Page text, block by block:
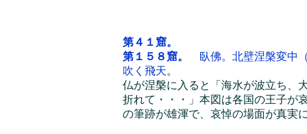
第４１窟。
第１５８窟。
臥佛。北壁涅槃変中
吹く飛天。
仏が涅槃に入ると「海水が波立ち、
折れて・・・」本図は各国の王子が
の筆跡が雄渾で、哀悼の場面が真実